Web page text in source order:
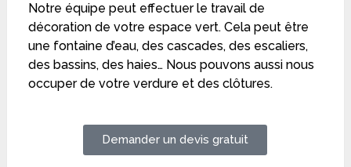
Notre équipe peut effectuer le travail de
décoration de votre espace vert. Cela peut être
une fontaine d’eau, des cascades, des escaliers,
des bassins, des haies… Nous pouvons aussi nous
occuper de votre verdure et des clôtures.
Demander un devis gratuit